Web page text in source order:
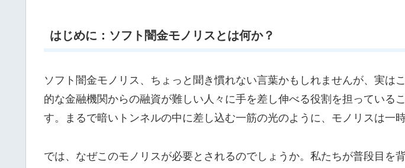
はじめに：ソフト闇金モノリスとは何か？
ソフト闇金モノリス、ちょっと聞き慣れない言葉かもしれませんが、実
的な金融機関からの融資が難しい人々に手を差し伸べる役割を担っている
す。まるで暗いトンネルの中に差し込む一筋の光のように、モノリスは一
では、なぜこのモノリスが必要とされるのでしょうか。私たちが普段目